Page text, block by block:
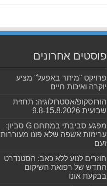
פוסטים אחרונים
פרויקט "מיתר באפעל" מציע
יוקרה ואיכות חיים
הורוסקופ/אסטרולוגיה: תחזית
שבועית 9.8-15.8.2026
מפגע סביבתי במתחם G סביון:
ערימות אשפה שלא פונו מעוררות
זעם
חוזרים לנוע ללא כאב: הסטנדרט
החדש של רפואת השיקום
בבקעת אונו